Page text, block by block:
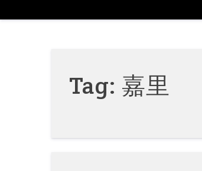
Tag: 嘉里